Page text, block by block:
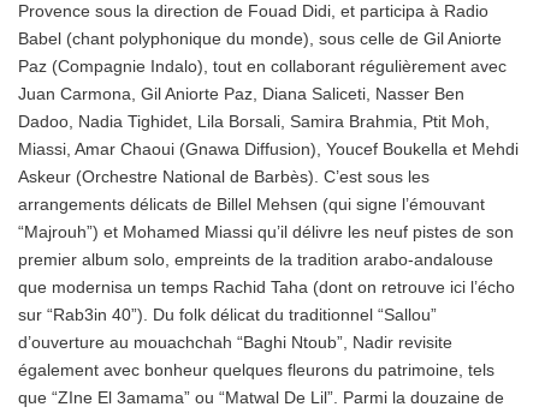
Provence sous la direction de Fouad Didi, et participa à Radio
Babel (chant polyphonique du monde), sous celle de Gil Aniorte
Paz (Compagnie Indalo), tout en collaborant régulièrement avec
Juan Carmona, Gil Aniorte Paz, Diana Saliceti, Nasser Ben
Dadoo, Nadia Tighidet, Lila Borsali, Samira Brahmia, Ptit Moh,
Miassi, Amar Chaoui (Gnawa Diffusion), Youcef Boukella et Mehdi
Askeur (Orchestre National de Barbès). C’est sous les
arrangements délicats de Billel Mehsen (qui signe l’émouvant
“Majrouh”) et Mohamed Miassi qu’il délivre les neuf pistes de son
premier album solo, empreints de la tradition arabo-andalouse
que modernisa un temps Rachid Taha (dont on retrouve ici l’écho
sur “Rab3in 40”). Du folk délicat du traditionnel “Sallou”
d’ouverture au mouachchah “Baghi Ntoub”, Nadir revisite
également avec bonheur quelques fleurons du patrimoine, tels
que “ZIne El 3amama” ou “Matwal De Lil”. Parmi la douzaine de